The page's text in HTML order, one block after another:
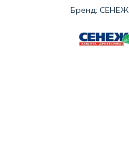
Бренд: СЕНЕЖ